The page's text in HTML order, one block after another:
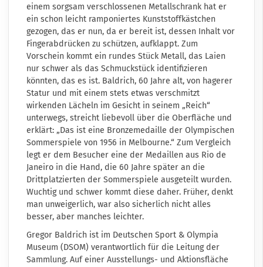
einem sorgsam verschlossenen Metallschrank hat er
ein schon leicht ramponiertes Kunststoffkästchen
gezogen, das er nun, da er bereit ist, dessen Inhalt vor
Fingerabdrücken zu schützen, aufklappt. Zum
Vorschein kommt ein rundes Stück Metall, das Laien
nur schwer als das Schmuckstück identifizieren
könnten, das es ist. Baldrich, 60 Jahre alt, von hagerer
Statur und mit einem stets etwas verschmitzt
wirkenden Lächeln im Gesicht in seinem „Reich“
unterwegs, streicht liebevoll über die Oberfläche und
erklärt: „Das ist eine Bronzemedaille der Olympischen
Sommerspiele von 1956 in Melbourne.“ Zum Vergleich
legt er dem Besucher eine der Medaillen aus Rio de
Janeiro in die Hand, die 60 Jahre später an die
Drittplatzierten der Sommerspiele ausgeteilt wurden.
Wuchtig und schwer kommt diese daher. Früher, denkt
man unweigerlich, war also sicherlich nicht alles
besser, aber manches leichter.
Gregor Baldrich ist im Deutschen Sport & Olympia
Museum (DSOM) verantwortlich für die Leitung der
Sammlung. Auf einer Ausstellungs- und Aktionsfläche